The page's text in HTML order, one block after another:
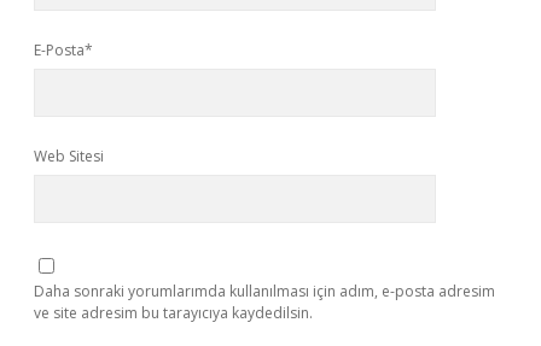
E-Posta*
Web Sitesi
Daha sonraki yorumlarımda kullanılması için adım, e-posta adresim
ve site adresim bu tarayıcıya kaydedilsin.